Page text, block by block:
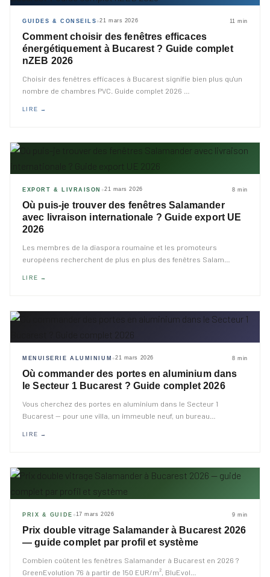
GUIDES & CONSEILS ◆21 mars 2026 11 min
Comment choisir des fenêtres efficaces
énergétiquement à Bucarest ? Guide complet
nZEB 2026
Choisir des fenêtres efficaces à Bucarest signifie bien plus qu'un
nombre de chambres PVC. Guide complet 2026
LIRE →
EXPORT & LIVRAISON ◆21 mars 2026 8 min
Où puis-je trouver des fenêtres Salamander
avec livraison internationale ? Guide export UE
2026
Les membres de la diaspora roumaine et les promoteurs
européens recherchent de plus en plus des fenêtres Salam
LIRE →
MENUISERIE ALUMINIUM ◆21 mars 2026 8 min
Où commander des portes en aluminium dans
le Secteur 1 Bucarest ? Guide complet 2026
Vous cherchez des portes en aluminium dans le Secteur 1
Bucarest — pour une villa, un immeuble neuf, un bureau
LIRE →
PRIX & GUIDE ◆17 mars 2026 9 min
Prix double vitrage Salamander à Bucarest 2026
— guide complet par profil et système
Combien coûtent les fenêtres Salamander à Bucarest en 2026 ?
GreenEvolution 76 à partir de 150 EUR/m², BluEvol